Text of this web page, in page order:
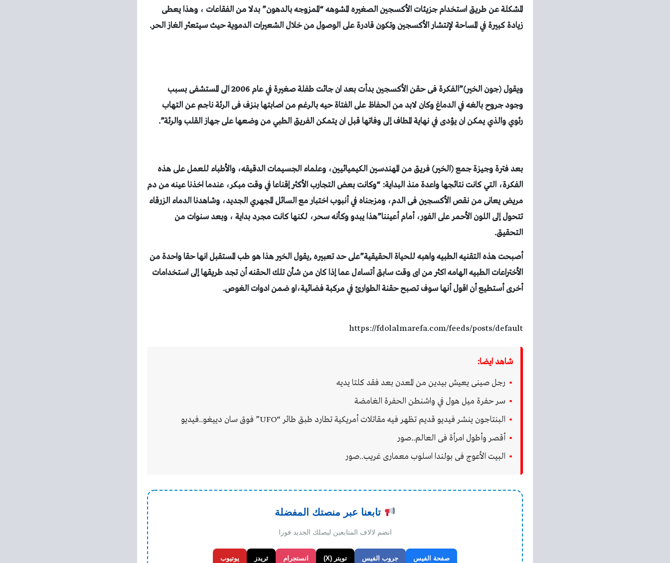
المشكلة عن طريق استخدام جزيئات الأكسجين الصغيره المشوهه “الممزوجه بالدهون” بدلا من الفقاعات ، وهذا يعطى
زيادة كبيرة في المساحة لإنتشار الأكسجين وتكون قادرة على الوصول من خلال الشعيرات الدموية حيث سيتعثر الغاز الحر.
ويقول (جونالخير)”
الفكرة فى حقن الأكسجين بدأت بعد ان جائت طفلة صغيرة في عام 2006 الى المستشفى بسبب
وجودجروح بالغه في الدماغ وكان لابد من الحفاظ على الفتاة حيه بالرغم من اصابتها بنزففى الرئة ناجم عن التهاب
رئوي والذي يمكن ان يؤدى في نهاية المطاف إلى وفاتها قبل ان يتمكن الفريق الطبي من وضعها على جهاز القلب والرئة”.
بعد فترة وجيزة جمع (الخير) فريق من المهندسين الكيميائيين، وعلماء الجسيمات الدقيقه، والأطباء للعمل على هذه
الفكرة، التي كانت نتائجها واعدة منذ البداية: “وكانت بعض التجارب الأكثر إقناعا في وقت مبكر، عندما اخذنا عينه من دم
مريض يعانى من نقص الأكسجين فى الدم، ومزجناه في أنبوب اختبار مع السائل المجهري الجديد، وشاهدنا الدماء الزرقاء
تتحول إلى اللون الأحمر على الفور، أمام أعيننا”هذا يبدو وكأنه سحر، لكنها كانت مجرد بداية ، وبعد سنوات من
التحقيق.
أصبحت هذه التقنيه الطبيه واهبه للحياة الحقيقية”على حد تعبيره ,يقول الخير هذا هو طب المستقبل انها حقا واحدة من
الأختراعات الطبيه الهامه اكثر من اى وقت سابق أتساءل عما إذا كان من شأن تلك الحقنه أن تجد طريقها إلى استخدامات
أخرى أستطيع أن اقول أنها سوف تصبح حقنة الطوارئ في مركبة فضائية،او ضمن ادوات الغوص.
https://fdolalmarefa.com/feeds/posts/default
شاهد ايضا:
رجل صينى يعيش بيدين من المعدن بعد فقد كلتا يديه
سر حفرة ميل هول في واشنطن الحفرة الغامضة
البنتاجون ينشر فيديو قديم تظهر فيه مقاتلات أمريكية تطارد طبق طائر “UFO” فوق سان دييغو..فيديو
أقصر وأطول امرأة فى العالم..صور
البيت الأعوج فى بولندا اسلوب معمارى غريب..صور
تابعنا عبر منصتك المفضلة
انضم لالاف المتابعين ليصلك الجديد فورا
صفحة الفيس جروب الفيس تويتر (X) انستجرام ثريدز يوتيوب